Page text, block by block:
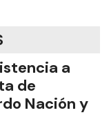
a
de
Nación y